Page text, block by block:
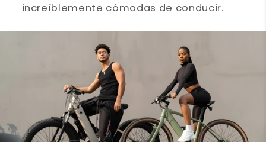
increíblemente cómodas de conducir.